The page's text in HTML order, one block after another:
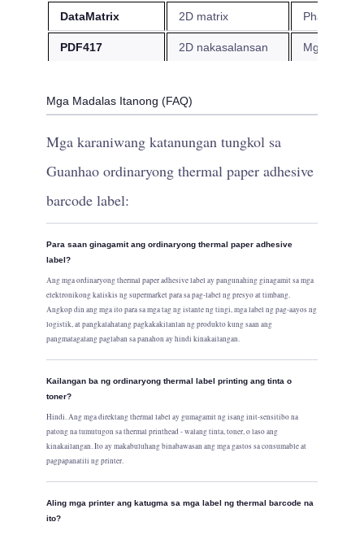
DataMatrix 2D matrix Pharma
PDF417 2D nakasalansan Mga
Mga Madalas Itanong (FAQ)
Mga karaniwang katanungan tungkol sa
Guanhao ordinaryong thermal paper adhesive
barcode label:
Para saan ginagamit ang ordinaryong thermal paper adhesive
label?
Ang mga ordinaryong thermal paper adhesive label ay pangunahing ginagamit sa mga
elektronikong kaliskis ng supermarket para sa pag-label ng presyo at timbang.
Angkop din ang mga ito para sa mga tag ng istante ng tingi, mga label ng pag-aayos ng
logistik, at pangkalahatang pagkakakilanlan ng produkto kung saan ang
pangmatagalang paglaban sa panahon ay hindi kinakailangan.
Kailangan ba ng ordinaryong thermal label printing ang tinta o
toner?
Hindi. Ang mga direktang thermal label ay gumagamit ng isang init-sensitibo na
patong na tumutugon sa thermal printhead - walang tinta, toner, o laso ang
kinakailangan. Ito ay makabuluhang binabawasan ang mga gastos sa consumable at
pagpapanatili ng printer.
Aling mga printer ang katugma sa mga label ng thermal barcode na
ito?